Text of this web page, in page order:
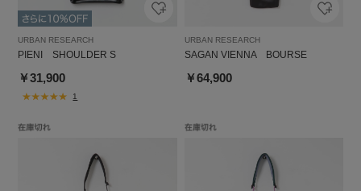
URBAN RESEARCH
PIENI SHOULDER S
￥31,900
1
URBAN RESEARCH
SAGAN VIENNA BOURSE
￥64,900